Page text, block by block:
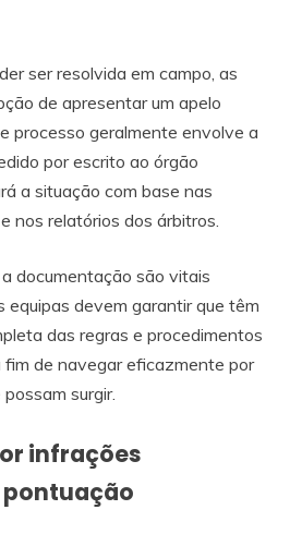
ser resolvida em campo, as
de apresentar um apelo
processo geralmente envolve a
por escrito ao órgão
a situação com base nas
nos relatórios dos árbitros.
documentação são vitais
equipas devem garantir que têm
das regras e procedimentos
fim de navegar eficazmente por
surgir.
infrações